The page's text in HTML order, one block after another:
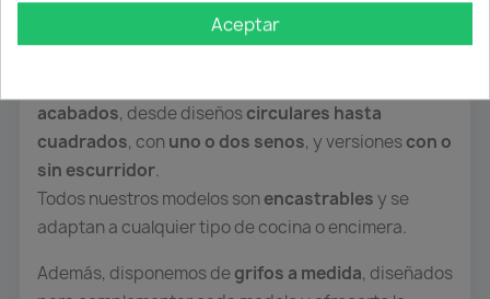
garantizando una larga vida útil y un aspecto
impecable.
acabados, desde diseñoscirculares hasta
cuadrados, con uno o dos senos, y versionescon o
sin escurridor.
Todos nuestros modelos son encastrablesy se
adaptan a cualquier tipo de cocina o encimera.
Además, disponemos degrifos a medida, diseñados
Aceptar